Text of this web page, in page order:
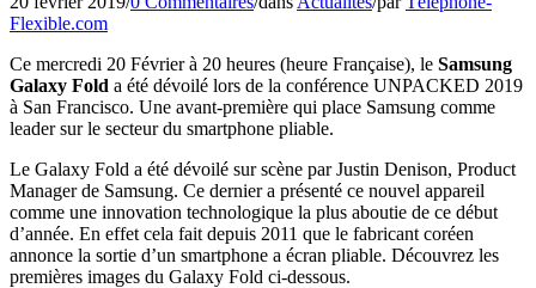
Flexible.com
Ce mercredi 20 Février à 20 heures (heure Française), le Samsung
Galaxy Fold a été dévoilé lors de la conférence UNPACKED 2019
à San Francisco. Une avant-première qui place Samsung comme
leader sur le secteur du smartphone pliable.
Le Galaxy Fold a été dévoilé sur scène par Justin Denison, Product
Manager de Samsung. Ce dernier a présenté ce nouvel appareil
comme une innovation technologique la plus aboutie de ce début
d’année. En effet cela fait depuis 2011 que le fabricant coréen
annonce la sortie d’un smartphone a écran pliable. Découvrez les
premières images du Galaxy Fold ci-dessous.